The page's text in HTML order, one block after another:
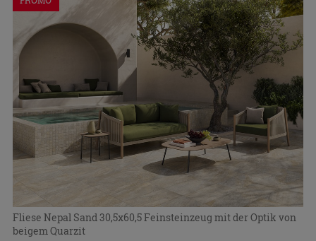
Fliese Nepal Sand 30,5x60,5 Feinsteinzeug mit der Optik von
beigem Quarzit